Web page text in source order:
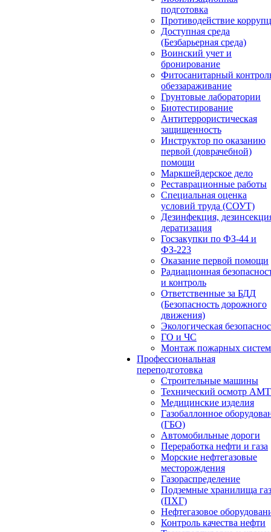
подготовка
Противодействие
Доступная среда
(Безбарьерная среда)
Воинский учет и
бронирование
Фитосанитарный
обеззараживание
Грунтовые лаборатории
Биотестирование
Антитеррористическая
защищенность
Инструктор по оказанию
первой (доврачебной)
помощи
Маркшейдерское дело
Реставрационные работы
Специальная оценка
условий труда (СОУТ)
Дезинфекция,
дератизация
Госзакупки по ФЗ-44 и
ФЗ-223
Оказание первой помощи
Радиационная
и контроль
Ответственные за БДД
(Безопасность дорожного
движения)
Экологическая
ГО и ЧС
Монтаж пожарных систем
Профессиональная
переподготовка
Строительные машины
Технический осмотр
Медицинские изделия
Газобаллонное
(ГБО)
Автомобильные дороги
Переработка нефти и газа
Морские нефтегазовые
месторождения
Газораспределение
Подземные хранилища
(ПХГ)
Нефтегазовое
Контроль качества нефти